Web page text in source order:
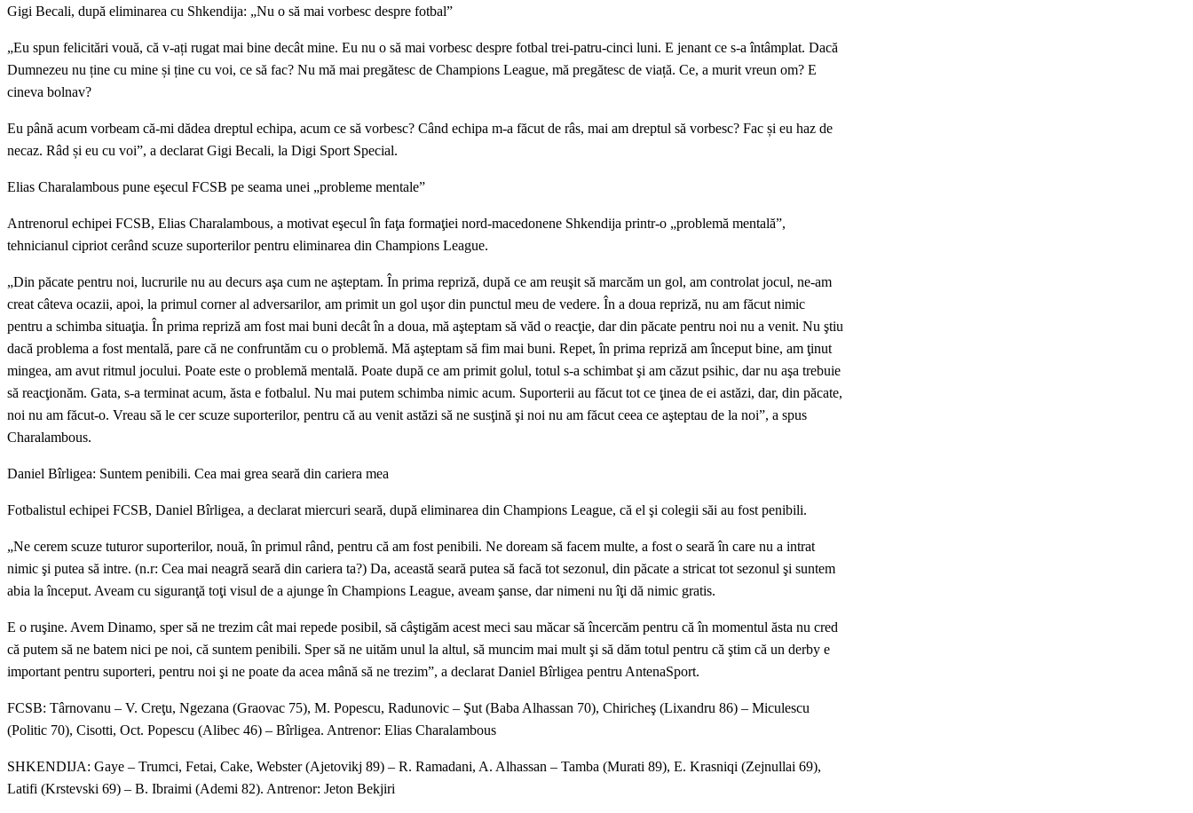
Gigi Becali, după eliminarea cu Shkendija: „Nu o să mai vorbesc despre fotbal”
„Eu spun felicitări vouă, că v-ați rugat mai bine decât mine. Eu nu o să mai vorbesc despre fotbal trei-patru-cinci luni. E jenant ce s-a întâmplat. Dacă
Dumnezeu nu ține cu mine și ține cu voi, ce să fac? Nu mă mai pregătesc de Champions League, mă pregătesc de viață. Ce, a murit vreun om? E
cineva bolnav?
Eu până acum vorbeam că-mi dădea dreptul echipa, acum ce să vorbesc? Când echipa m-a făcut de râs, mai am dreptul să vorbesc? Fac și eu haz de
necaz. Râd și eu cu voi”, a declarat Gigi Becali, la Digi Sport Special.
Elias Charalambous pune eşecul FCSB pe seama unei „probleme mentale”
Antrenorul echipei FCSB, Elias Charalambous, a motivat eşecul în faţa formaţiei nord-macedonene Shkendija printr-o „problemă mentală”,
tehnicianul cipriot cerând scuze suporterilor pentru eliminarea din Champions League.
„Din păcate pentru noi, lucrurile nu au decurs aşa cum ne aşteptam. În prima repriză, după ce am reuşit să marcăm un gol, am controlat jocul, ne-am
creat câteva ocazii, apoi, la primul corner al adversarilor, am primit un gol uşor din punctul meu de vedere. În a doua repriză, nu am făcut nimic
pentru a schimba situaţia. În prima repriză am fost mai buni decât în a doua, mă aşteptam să văd o reacţie, dar din păcate pentru noi nu a venit. Nu ştiu
dacă problema a fost mentală, pare că ne confruntăm cu o problemă. Mă aşteptam să fim mai buni. Repet, în prima repriză am început bine, am ţinut
mingea, am avut ritmul jocului. Poate este o problemă mentală. Poate după ce am primit golul, totul s-a schimbat şi am căzut psihic, dar nu aşa trebuie
să reacţionăm. Gata, s-a terminat acum, ăsta e fotbalul. Nu mai putem schimba nimic acum. Suporterii au făcut tot ce ţinea de ei astăzi, dar, din păcate,
noi nu am făcut-o. Vreau să le cer scuze suporterilor, pentru că au venit astăzi să ne susţină şi noi nu am făcut ceea ce aşteptau de la noi”, a spus
Charalambous.
Daniel Bîrligea: Suntem penibili. Cea mai grea seară din cariera mea
Fotbalistul echipei FCSB, Daniel Bîrligea, a declarat miercuri seară, după eliminarea din Champions League, că el şi colegii săi au fost penibili.
„Ne cerem scuze tuturor suporterilor, nouă, în primul rând, pentru că am fost penibili. Ne doream să facem multe, a fost o seară în care nu a intrat
nimic şi putea să intre. (n.r: Cea mai neagră seară din cariera ta?) Da, această seară putea să facă tot sezonul, din păcate a stricat tot sezonul şi suntem
abia la început. Aveam cu siguranţă toţi visul de a ajunge în Champions League, aveam şanse, dar nimeni nu îţi dă nimic gratis.
E o ruşine. Avem Dinamo, sper să ne trezim cât mai repede posibil, să câştigăm acest meci sau măcar să încercăm pentru că în momentul ăsta nu cred
că putem să ne batem nici pe noi, că suntem penibili. Sper să ne uităm unul la altul, să muncim mai mult şi să dăm totul pentru că ştim că un derby e
important pentru suporteri, pentru noi şi ne poate da acea mână să ne trezim”, a declarat Daniel Bîrligea pentru AntenaSport.
FCSB: Târnovanu – V. Creţu, Ngezana (Graovac 75), M. Popescu, Radunovic – Şut (Baba Alhassan 70), Chiricheş (Lixandru 86) – Miculescu
(Politic 70), Cisotti, Oct. Popescu (Alibec 46) – Bîrligea. Antrenor: Elias Charalambous
SHKENDIJA: Gaye – Trumci, Fetai, Cake, Webster (Ajetovikj 89) – R. Ramadani, A. Alhassan – Tamba (Murati 89), E. Krasniqi (Zejnullai 69),
Latifi (Krstevski 69) – B. Ibraimi (Ademi 82). Antrenor: Jeton Bekjiri